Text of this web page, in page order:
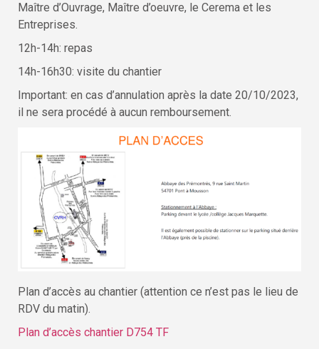
Maître d’Ouvrage, Maître d’oeuvre, le Cerema et les
Entreprises.
12h-14h: repas
14h-16h30: visite du chantier
Important: en cas d’annulation après la date 20/10/2023,
il ne sera procédé à aucun remboursement.
Plan d’accès au chantier (attention ce n’est pas le lieu de
RDV du matin).
Plan d’accès chantier D754 TF